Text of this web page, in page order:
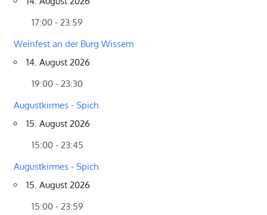
17:00 - 23:59
Weinfest an der Burg Wissem
14. August 2026
19:00 - 23:30
Augustkirmes - Spich
15. August 2026
15:00 - 23:45
Augustkirmes - Spich
15. August 2026
15:00 - 23:59